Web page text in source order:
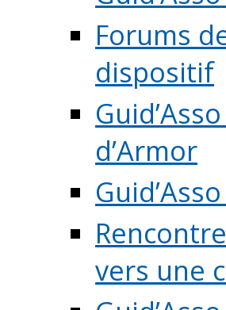
Forums
dispositif
d’Armor
vers une